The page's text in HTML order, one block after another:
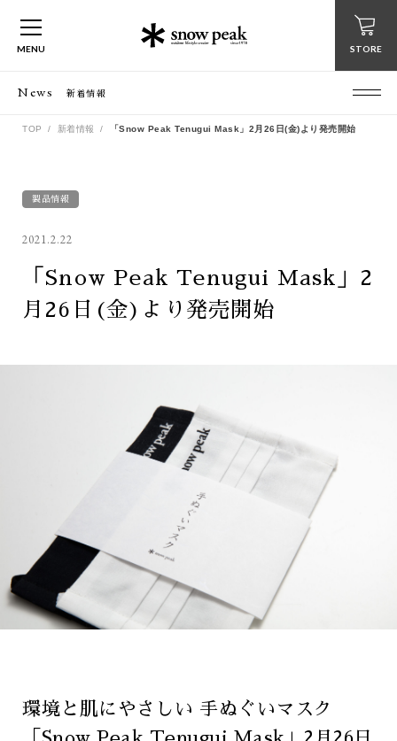
MENU STORE
News 新着情報
TOP 新着情報 「Snow Peak Tenugui Mask」2月26日(金)より発売開始
製品情報
2021.2.22
「Snow Peak Tenugui Mask」2
月26日(金)より発売開始
環境と肌にやさしい 手ぬぐいマスク